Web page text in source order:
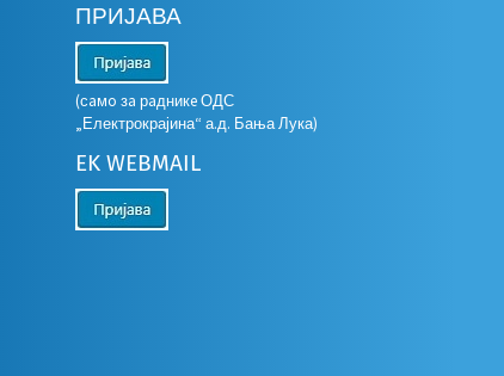
ПРИЈАВА
(сaмo зa рaдникe ОДС
„Електрокрајина“ а.д. Бања Лука)
EK WEBMAIL